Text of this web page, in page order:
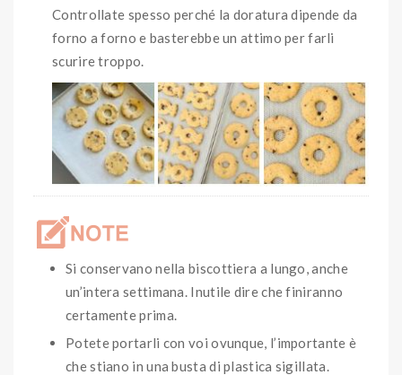
Controllate spesso perché la doratura dipende da
forno a forno e basterebbe un attimo per farli
scurire troppo.
Si conservano nella biscottiera a lungo, anche
un’intera settimana. Inutile dire che finiranno
certamente prima.
Potete portarli con voi ovunque, l’importante è
che stiano in una busta di plastica sigillata.